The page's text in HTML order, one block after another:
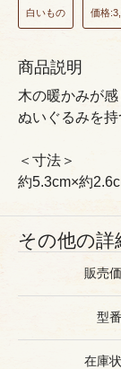
白いもの 価格
商品説明
木の暖かみが感
ぬいぐるみを持
＜寸法＞
約5.3cm×約
その他の詳
販売
型番
在庫